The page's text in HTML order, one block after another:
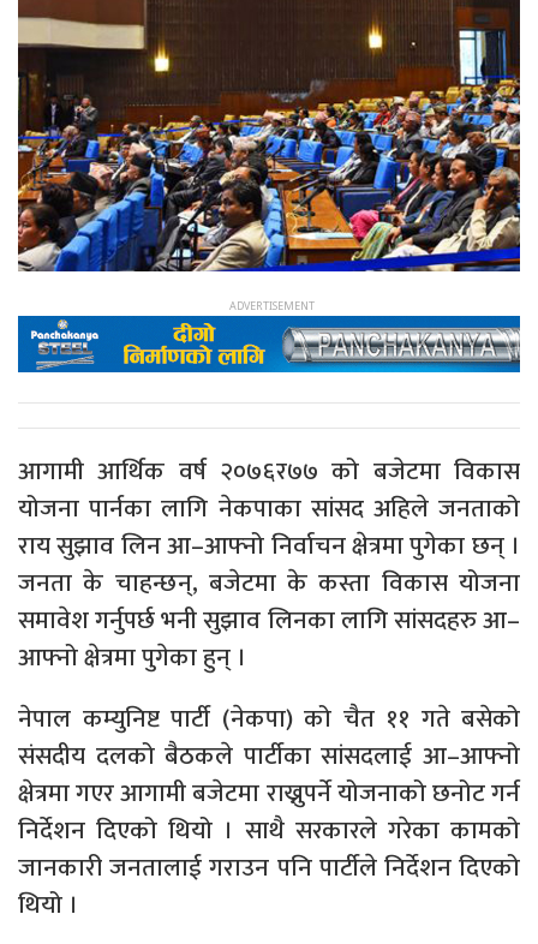
आगामी आर्थिक वर्ष २०७६र७७ को बजेटमा विकास
योजना पार्नका लागि नेकपाका सांसद अहिले जनताको
राय सुझाव लिन आ–आफ्नो निर्वाचन क्षेत्रमा पुगेका छन् ।
जनता के चाहन्छन्, बजेटमा के कस्ता विकास योजना
समावेश गर्नुपर्छ भनी सुझाव लिनका लागि सांसदहरु आ–
आफ्नो क्षेत्रमा पुगेका हुन् ।
नेपाल कम्युनिष्ट पार्टी (नेकपा) को चैत ११ गते बसेको
संसदीय दलको बैठकले पार्टीका सांसदलाई आ–आफ्नो
क्षेत्रमा गएर आगामी बजेटमा राख्नुपर्ने योजनाको छनोट गर्न
निर्देशन दिएको थियो । साथै सरकारले गरेका कामको
जानकारी जनतालाई गराउन पनि पार्टीले निर्देशन दिएको
थियो ।